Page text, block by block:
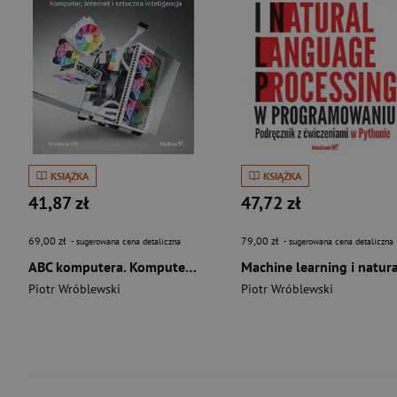
KSIĄŻKA
41,87 zł
69,00 zł - sugerowana cena detaliczna
ABC komputera. Komputer, Internet i sztuczna inteligencja wyd. 13
Piotr Wróblewski
KSIĄŻKA
47,72 zł
79,00 zł - sugerowana cena detaliczna
Piotr Wróblewski